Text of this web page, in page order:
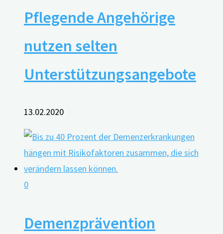
Pflegende Angehörige
nutzen selten
Unterstützungsangebote
13.02.2020
0
Demenzprävention